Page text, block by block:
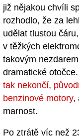
již nějakou chvíli
rozhodlo, že za
udělat tlustou
v těžkých
takovým
dramatické otočce.
tak nekončí,
benzinové motory,
marnost.
Po ztrátě víc než